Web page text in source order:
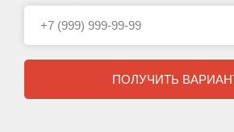
ПОЛУЧИТЬ